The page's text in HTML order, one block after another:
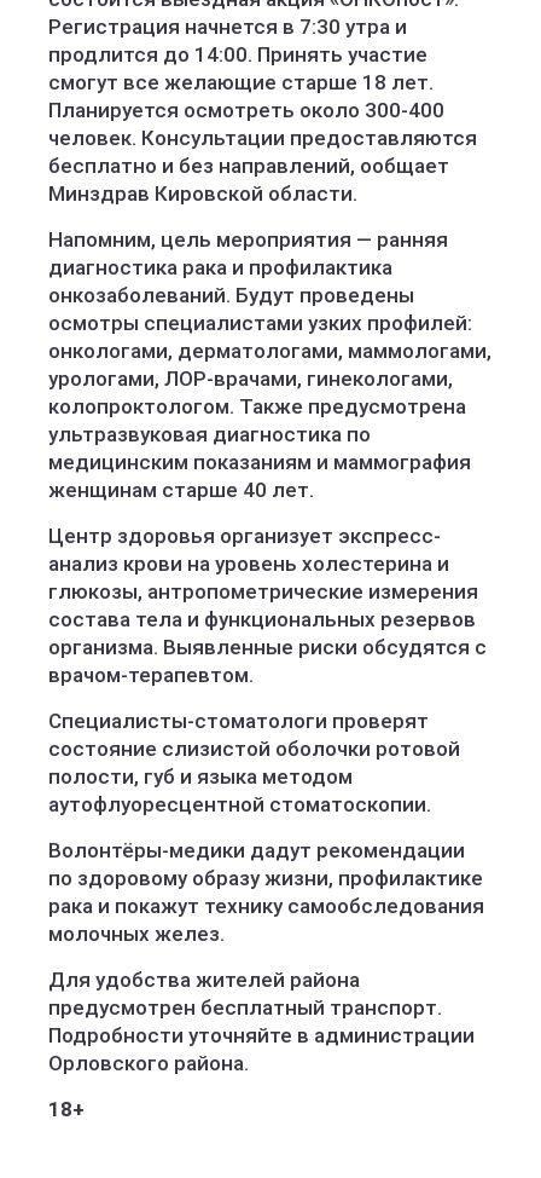
Регистрация начнется в 7:30 утра и
продлится до 14:00. Принять участие
смогут все желающие старше 18 лет.
Планируется осмотреть около 300-400
человек. Консультации предоставляются
бесплатно и без направлений, ообщает
Минздрав Кировской области.
Напомним, цель мероприятия — ранняя
диагностика рака и профилактика
онкозаболеваний. Будут проведены
осмотры специалистами узких профилей:
онкологами, дерматологами, маммологами,
урологами, ЛОР-врачами, гинекологами,
колопроктологом. Также предусмотрена
ультразвуковая диагностика по
медицинским показаниям и маммография
женщинам старше 40 лет.
Центр здоровья организует экспресс-
анализ крови на уровень холестерина и
глюкозы, антропометрические измерения
состава тела и функциональных резервов
организма. Выявленные риски обсудятся с
врачом-терапевтом.
Специалисты-стоматологи проверят
состояние слизистой оболочки ротовой
полости, губ и языка методом
аутофлуоресцентной стоматоскопии.
Волонтёры-медики дадут рекомендации
по здоровому образу жизни, профилактике
рака и покажут технику самообследования
молочных желез.
Для удобства жителей района
предусмотрен бесплатный транспорт.
Подробности уточняйте в администрации
Орловского района.
18+